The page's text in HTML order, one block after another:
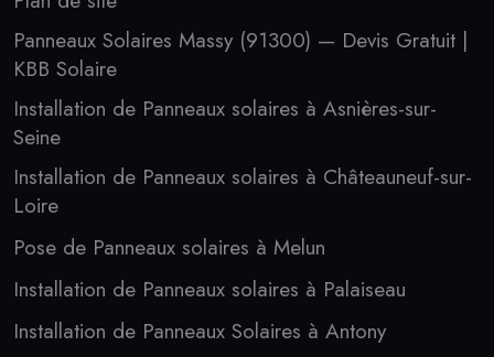
Panneaux Solaires Massy (91300) — Devis Gratuit |
KBB Solaire
Installation de Panneaux solaires à Asnières-sur-
Seine
Installation de Panneaux solaires à Châteauneuf-sur-
Loire
Pose de Panneaux solaires à Melun
Installation de Panneaux solaires à Palaiseau
Installation de Panneaux Solaires à Antony